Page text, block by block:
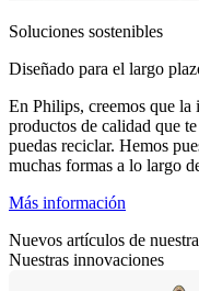
Soluciones sostenibles
Diseñado para el largo
En Philips, creemos que la
productos de calidad que
puedas reciclar. Hemos
muchas formas a lo largo
Más información
Nuevos artículos de
Nuestras innovaciones